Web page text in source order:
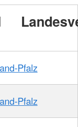
Pfalz
Pfalz